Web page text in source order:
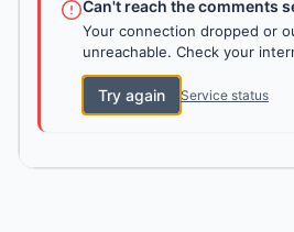
Can't reach the comments
Your connection dropped or
unreachable. Check your
Try again Service status